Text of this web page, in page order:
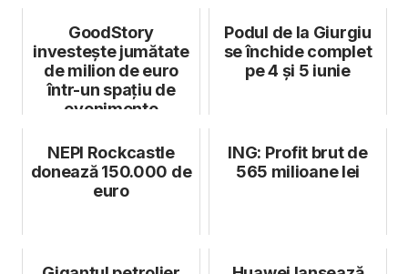
GoodStory
investește jumătate
de milion de euro
într-un spațiu de
evenimente
Podul de la Giurgiu
se închide complet
pe 4 și 5 iunie
NEPI Rockcastle
donează 150.000 de
euro
ING: Profit brut de
565 milioane lei